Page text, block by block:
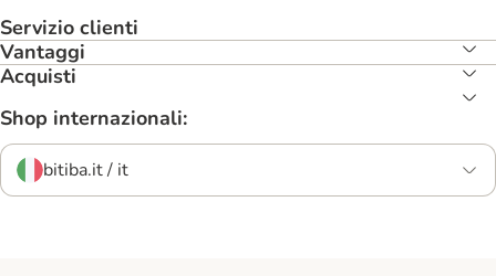
Servizio clienti
Vantaggi
Acquisti
Shop internazionali:
bitiba.it / it